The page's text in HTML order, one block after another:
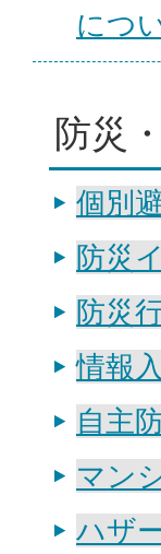
につ
防災
個別
防災
防災
情報
自主
マン
ハザ